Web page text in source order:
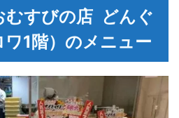
むすびの店 どんぐ
ワ1階）のメニュー